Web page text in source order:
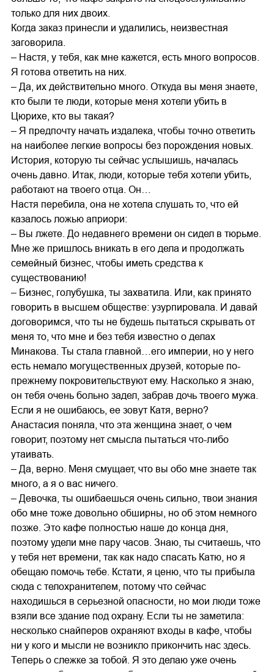
только для них двоих.
Когда заказ принесли и удалились, неизвестная
заговорила.
– Настя, у тебя, как мне кажется, есть много вопросов.
Я готова ответить на них.
– Да, их действительно много. Откуда вы меня знаете,
кто были те люди, которые меня хотели убить в
Цюрихе, кто вы такая?
– Я предпочту начать издалека, чтобы точно ответить
на наиболее легкие вопросы без порождения новых.
История, которую ты сейчас услышишь, началась
очень давно. Итак, люди, которые тебя хотели убить,
работают на твоего отца. Он…
Настя перебила, она не хотела слушать то, что ей
казалось ложью априори:
– Вы лжете. До недавнего времени он сидел в тюрьме.
Мне же пришлось вникать в его дела и продолжать
семейный бизнес, чтобы иметь средства к
существованию!
– Бизнес, голубушка, ты захватила. Или, как принято
говорить в высшем обществе: узурпировала. И давай
договоримся, что ты не будешь пытаться скрывать от
меня то, что мне и без тебя известно о делах
Минакова. Ты стала главной…его империи, но у него
есть немало могущественных друзей, которые по-
прежнему покровительствуют ему. Насколько я знаю,
он тебя очень больно задел, забрав дочь твоего мужа.
Если я не ошибаюсь, ее зовут Катя, верно?
Анастасия поняла, что эта женщина знает, о чем
говорит, поэтому нет смысла пытаться что-либо
утаивать.
– Да, верно. Меня смущает, что вы обо мне знаете так
много, а я о вас ничего.
– Девочка, ты ошибаешься очень сильно, твои знания
обо мне тоже довольно обширны, но об этом немного
позже. Это кафе полностью наше до конца дня,
поэтому удели мне пару часов. Знаю, ты считаешь, что
у тебя нет времени, так как надо спасать Катю, но я
обещаю помочь тебе. Кстати, я ценю, что ты прибыла
сюда с телохранителем, потому что сейчас
находишься в серьезной опасности, но мои люди тоже
взяли все здание под охрану. Если ты не заметила:
несколько снайперов охраняют входы в кафе, чтобы
ни у кого и мысли не возникло прикончить нас здесь.
Теперь о слежке за тобой. Я это делаю уже очень